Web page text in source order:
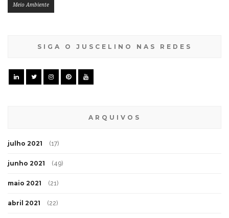
Meio Ambiente
SIGA O JUSCELINO NAS REDES
ARQUIVOS
julho 2021 (17)
junho 2021 (49)
maio 2021 (21)
abril 2021 (22)